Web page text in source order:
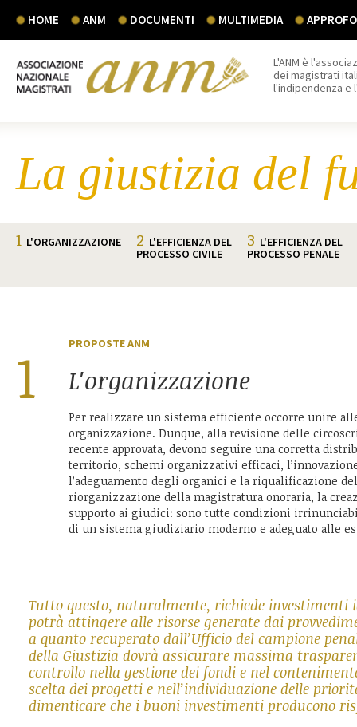
HOME ANM DOCUMENTI MULTIMEDIA
L'ANM è
dei magistrati
l'indipendenza e
La giustizia del
1 L'ORGANIZZAZIONE 2 L'EFFICIENZA DEL
PROCESSO CIVILE
3 L'EFFICIENZA DEL
PROCESSO PENALE
1 PROPOSTE ANM
L'organizzazione
Per realizzare un sistema efficiente occorre unire
organizzazione. Dunque, alla revisione delle
recente approvata, devono seguire una corretta
territorio, schemi organizzativi efficaci,
l’adeguamento degli organici e la riqualificazione
riorganizzazione della magistratura onoraria, la
supporto ai giudici: sono tutte condizioni
di un sistema giudiziario moderno e adeguato alle
Tutto questo, naturalmente, richiede investimenti
potrà attingere alle risorse generate dai
a quanto recuperato dall’Ufficio del campione
della Giustizia dovrà assicurare massima
controllo nella gestione dei fondi e nel
scelta dei progetti e nell’individuazione delle
dimenticare che i buoni investimenti producono